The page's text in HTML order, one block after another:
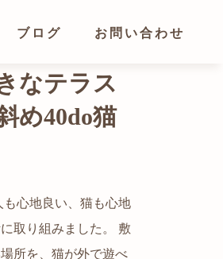
ブログ お問い合わせ
心地良い、猫も心地
取り組みました。 敷
所を、猫が外で遊べ
がりある
多いエリアです。 そ
こと、窓の配置を工